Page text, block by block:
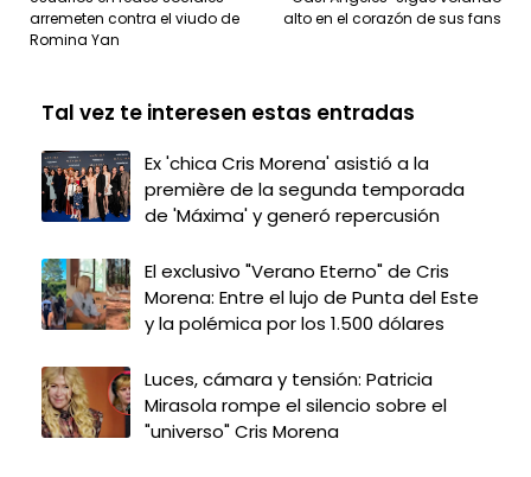
alto en el corazón de sus fans
arremeten contra el viudo de
Romina Yan
Tal vez te interesen estas entradas
Ex 'chica Cris Morena' asistió a la
première de la segunda temporada
de 'Máxima' y generó repercusión
El exclusivo "Verano Eterno" de Cris
Morena: Entre el lujo de Punta del Este
y la polémica por los 1.500 dólares
Luces, cámara y tensión: Patricia
Mirasola rompe el silencio sobre el
"universo" Cris Morena